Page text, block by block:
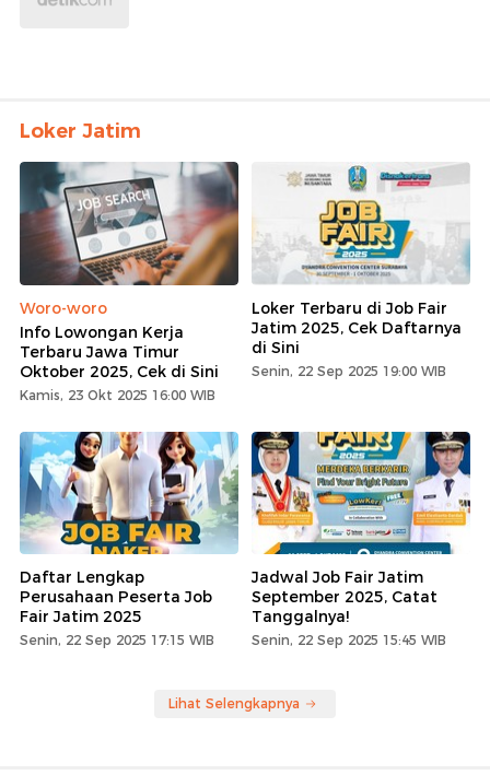
Loker Jatim
Woro-woro
Info Lowongan Kerja
Terbaru Jawa Timur
Oktober 2025, Cek di Sini
Kamis, 23 Okt 2025 16:00 WIB
Loker Terbaru di Job Fair
Jatim 2025, Cek Daftarnya
di Sini
Senin, 22 Sep 2025 19:00 WIB
Daftar Lengkap
Perusahaan Peserta Job
Fair Jatim 2025
Senin, 22 Sep 2025 17:15 WIB
Jadwal Job Fair Jatim
September 2025, Catat
Tanggalnya!
Senin, 22 Sep 2025 15:45 WIB
Lihat Selengkapnya